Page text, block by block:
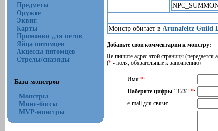
Предметы
Оружие
Эквип
Карты
Приманки для петов
Яйца питомцев
Акцессы питомцев
Стрелы/снаряды
База монстров
Монстры
Мини-боссы
MVP-монстры
Монстр обитает в Arunafeltz Guild
Добавьте свои комментарии к монстру:
Не пишите адрес этой страницы
(* - поля, обязательные к заполнению)
Имя*:
Наберите цифры "123" *:
e-mail для связи: